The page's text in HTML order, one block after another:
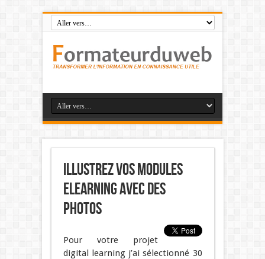
Illustrez vos modules
elearning avec des
photos
Pour votre projet
digital learning j’ai sélectionné 30